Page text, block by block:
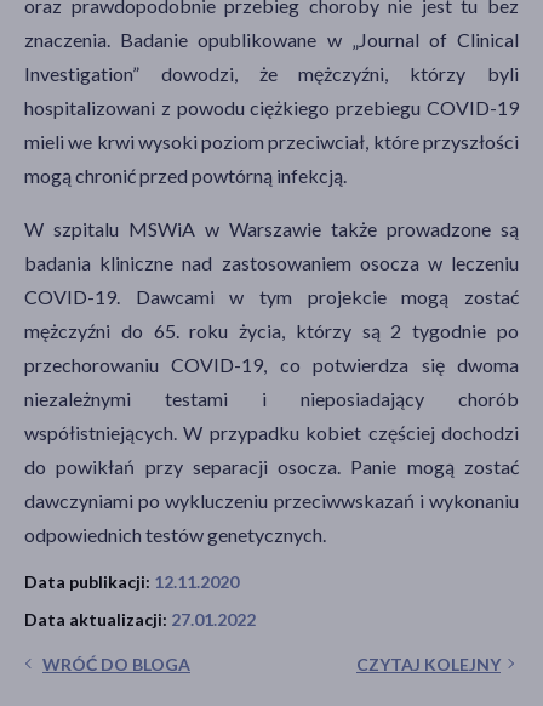
oraz prawdopodobnie przebieg choroby nie jest tu bez
znaczenia. Badanie opublikowane w „Journal of Clinical
Investigation” dowodzi, że mężczyźni, którzy byli
hospitalizowani z powodu ciężkiego przebiegu COVID-19
mieli we krwi wysoki poziom przeciwciał, które przyszłości
mogą chronić przed powtórną infekcją.
W szpitalu MSWiA w Warszawie także prowadzone są
badania kliniczne nad zastosowaniem osocza w leczeniu
COVID-19. Dawcami w tym projekcie mogą zostać
mężczyźni do 65. roku życia, którzy są 2 tygodnie po
przechorowaniu COVID-19, co potwierdza się dwoma
niezależnymi testami i nieposiadający chorób
współistniejących. W przypadku kobiet częściej dochodzi
do powikłań przy separacji osocza. Panie mogą zostać
dawczyniami po wykluczeniu przeciwwskazań i wykonaniu
odpowiednich testów genetycznych.
Data publikacji: 12.11.2020
Data aktualizacji: 27.01.2022
WRÓĆ DO BLOGA CZYTAJ KOLEJNY